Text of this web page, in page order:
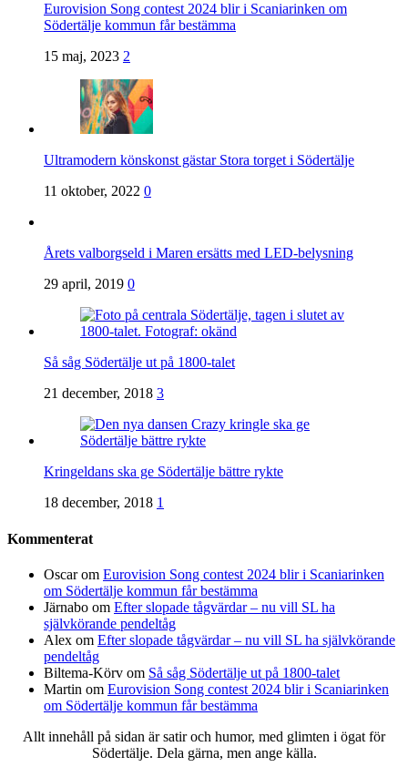
Eurovision Song contest 2024 blir i Scaniarinken om
Södertälje kommun får bestämma
15 maj, 2023 2
Ultramodern könskonst gästar Stora torget i Södertälje
11 oktober, 2022 0
Årets valborgseld i Maren ersätts med LED-belysning
29 april, 2019 0
Så såg Södertälje ut på 1800-talet
21 december, 2018 3
Kringeldans ska ge Södertälje bättre rykte
18 december, 2018 1
Kommenterat
Oscarom Eurovision Song contest 2024 blir i Scaniarinken
om Södertälje kommun får bestämma
Järnabo om Efter slopade tågvärdar – nu vill SL ha
självkörande pendeltåg
Alex om Efter slopade tågvärdar – nu vill SL ha självkörande
pendeltåg
Biltema-Körv om Så såg Södertälje ut på 1800-talet
Martin om Eurovision Song contest 2024 blir i Scaniarinken
om Södertälje kommun får bestämma
Allt innehåll på sidan är satir och humor, med glimten i ögat för
Södertälje. Dela gärna, men ange källa.